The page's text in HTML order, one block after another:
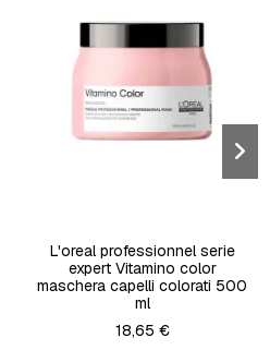
L'oreal professionnel serie
expert Vitamino color
maschera capelli colorati 500
ml
18,65 €